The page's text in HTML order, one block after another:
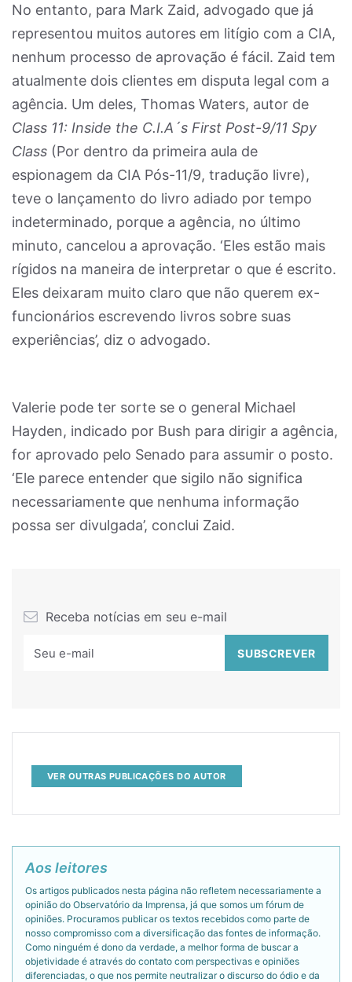
No entanto, para Mark Zaid, advogado que já
representou muitos autores em litígio com a CIA,
nenhum processo de aprovação é fácil. Zaid tem
atualmente dois clientes em disputa legal com a
agência. Um deles, Thomas Waters, autor de
Class 11: Inside the C.I.A´s First Post-9/11 Spy
Class (Por dentro da primeira aula de
espionagem da CIA Pós-11/9, tradução livre),
teve o lançamento do livro adiado por tempo
indeterminado, porque a agência, no último
minuto, cancelou a aprovação. ‘Eles estão mais
rígidos na maneira de interpretar o que é escrito.
Eles deixaram muito claro que não querem ex-
funcionários escrevendo livros sobre suas
experiências’, diz o advogado.
Valerie pode ter sorte se o general Michael
Hayden, indicado por Bush para dirigir a agência,
for aprovado pelo Senado para assumir o posto.
‘Ele parece entender que sigilo não significa
necessariamente que nenhuma informação
possa ser divulgada’, conclui Zaid.
Receba notícias em seu e-mail
VER OUTRAS PUBLICAÇÕES DO AUTOR
Aos leitores
Os artigos publicados nesta página não refletem necessariamente a
opinião do Observatório da Imprensa, já que somos um fórum de
opiniões. Procuramos publicar os textos recebidos como parte de
nosso compromisso com a diversificação das fontes de informação.
Como ninguém é dono da verdade, a melhor forma de buscar a
objetividade é através do contato com perspectivas e opiniões
diferenciadas, o que nos permite neutralizar o discurso do ódio e da